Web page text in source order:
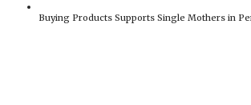
Buying Products Supports Single Mothers in